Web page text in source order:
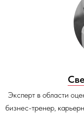
Эксперт в области
бизнес-тренер,